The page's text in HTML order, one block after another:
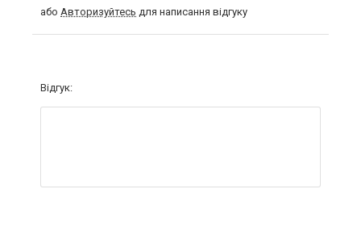
або Авторизуйтесь для написання відгуку
Відгук: